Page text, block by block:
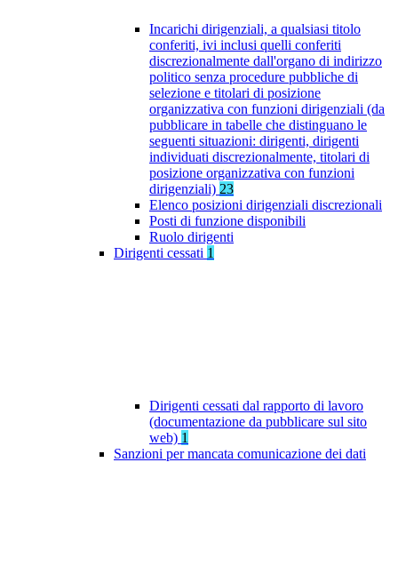
Incarichi dirigenziali, a qualsiasi titolo
conferiti, ivi inclusi quelli conferiti
discrezionalmente dall'organo di indirizzo
politico senza procedure pubbliche di
selezione e titolari di posizione
organizzativa con funzioni dirigenziali (da
pubblicare in tabelle che distinguano le
seguenti situazioni: dirigenti, dirigenti
individuati discrezionalmente, titolari di
posizione organizzativa con funzioni
dirigenziali) 23
Elenco posizioni dirigenziali discrezionali
Posti di funzione disponibili
Ruolo dirigenti
Dirigenti cessati 1
Dirigenti cessati dal rapporto di lavoro
(documentazione da pubblicare sul sito
web) 1
Sanzioni per mancata comunicazione dei dati